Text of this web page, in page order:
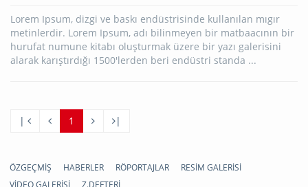
Lorem Ipsum, dizgi ve baskı endüstrisinde kullanılan mıgır
metinlerdir. Lorem Ipsum, adı bilinmeyen bir matbaacının bir
hurufat numune kitabı oluşturmak üzere bir yazı galerisini
alarak karıştırdığı 1500'lerden beri endüstri standa ...
| 1 |
ÖZGEÇMİŞ HABERLER RÖPORTAJLAR
RESİM GALERİSİ
VİDEO GALERİSİ
Z.DEFTERİ